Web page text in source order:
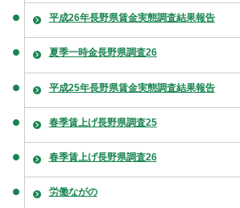
平成26年長野県賃金実態調査結果報告
夏季一時金長野県調査26
平成25年長野県賃金実態調査結果報告
春季賃上げ長野県調査25
春季賃上げ長野県調査26
労働ながの